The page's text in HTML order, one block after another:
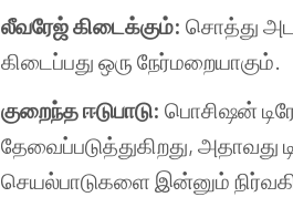
லீவரேஜ் கிடைக்கும்: சொத்து
கிடைப்பது ஒரு நேர்மறையாகும்.
குறைந்த ஈடுபாடு: பொசிஷன்
தேவைப்படுத்துகிறது,
செயல்பாடுகளை இன்னும்